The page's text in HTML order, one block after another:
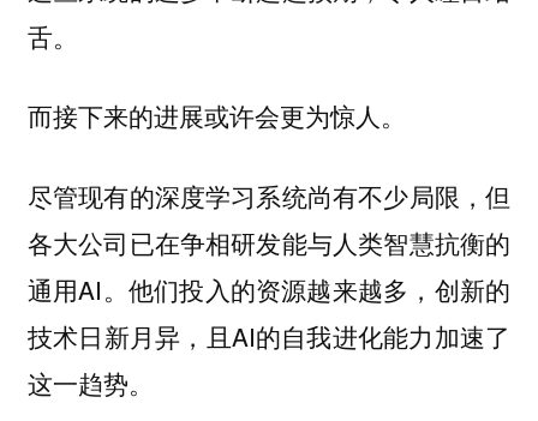
舌。
而接下来的进展或许会更为惊人。
尽管现有的深度学习系统尚有不少局限，但
各大公司已在争相研发能与人类智慧抗衡的
通用AI。他们投入的资源越来越多，创新的
技术日新月异，且AI的自我进化能力加速了
这一趋势。